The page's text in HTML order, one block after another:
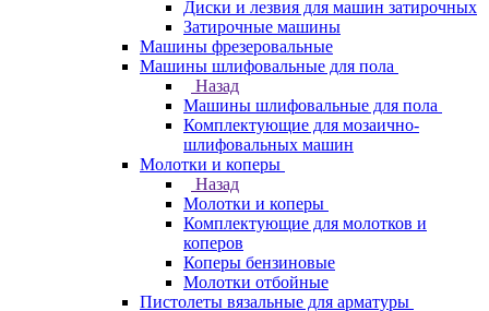
Диски и лезвия для машин затирочных
Затирочные машины
Машины фрезеровальные
Машины шлифовальные для пола
Назад
Машины шлифовальные для пола
Комплектующие для мозаично-
шлифовальных машин
Молотки и коперы
Назад
Молотки и коперы
Комплектующие для молотков и
коперов
Коперы бензиновые
Молотки отбойные
Пистолеты вязальные для арматуры